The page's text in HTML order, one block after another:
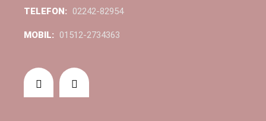
TELEFON: 02242-82954
MOBIL: 01512-2734363